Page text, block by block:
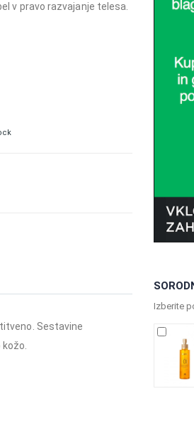
v pravo razvajanje telesa.
Sestavine
Izberite